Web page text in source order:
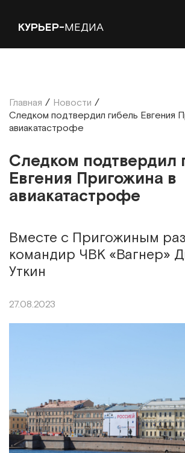
КУРЬЕР-МЕДИА
Главная / Новости /
Следком подтвердил гибель Евгения
авиакатастрофе
Следком подтвердил
Евгения Пригожина в
авиакатастрофе
Вместе с Пригожиным
командир ЧВК «Вагнер»
Уткин
27.08.2023